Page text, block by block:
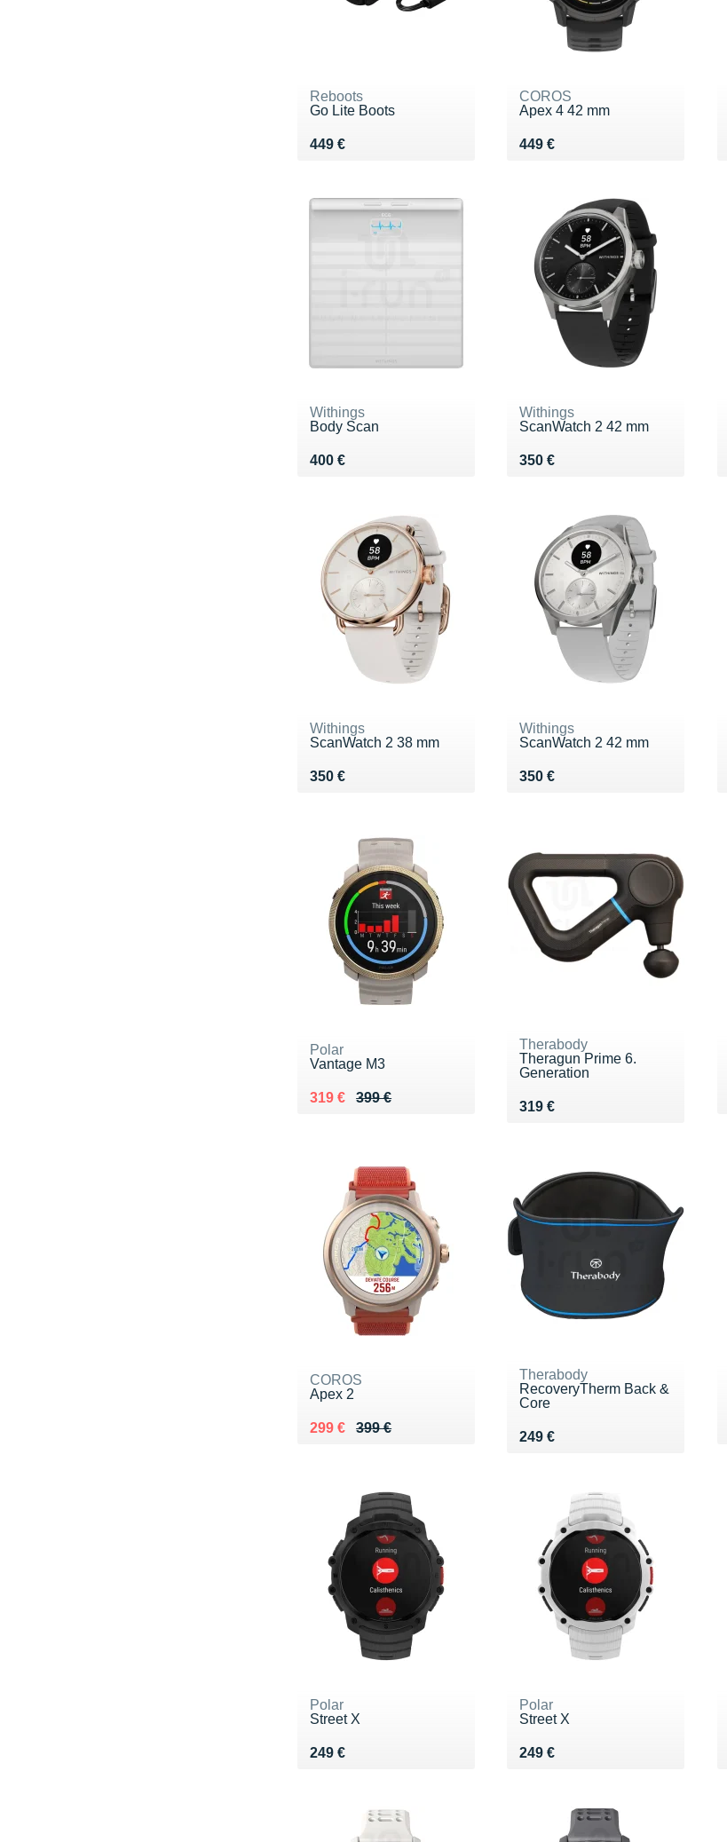
Reboots
Go Lite Boots
449 €
Vendu 449 €
COROS
Apex 4 42 mm
449 €
Vendu 449 €
Withings
Body Scan
400 €
Vendu 400 €
Withings
ScanWatch 2 42 mm
350 €
Vendu 350 €
Withings
ScanWatch 2 38 mm
350 €
Vendu 350 €
Withings
ScanWatch 2 42 mm
350 €
Vendu 350 €
Polar
Vantage M3
399 €
Au lieu de 399 €
319 €
Vendu 319 €
Therabody
Theragun Prime 6.
Generation
319 €
Vendu 319 €
COROS
Apex 2
399 €
Au lieu de 399 €
299 €
Vendu 299 €
Therabody
RecoveryTherm Back &
Core
249 €
Vendu 249 €
Polar
Street X
249 €
Vendu 249 €
Polar
Street X
249 €
Vendu 249 €